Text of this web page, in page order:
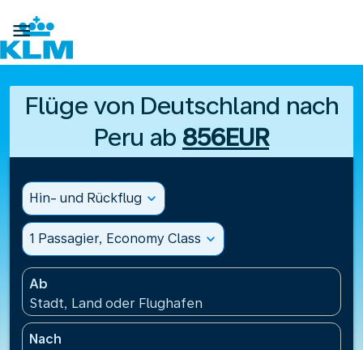

Flüge von Deutschland nach
Peru ab 856EUR
Hin- und Rückflug expand_more
1 Passagier, Economy Class expand_more
Ab
Stadt, Land oder Flughafen
Nach